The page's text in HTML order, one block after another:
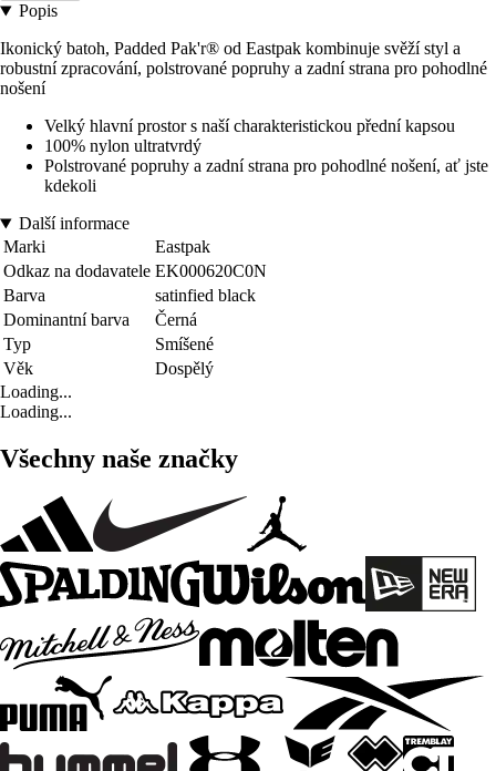
Popis
Ikonický batoh, Padded Pak'r® od Eastpak kombinuje svěží styl a
robustní zpracování, polstrované popruhy a zadní strana pro pohodlné
nošení
Velký hlavní prostor s naší charakteristickou přední kapsou
100% nylon ultratvrdý
Polstrované popruhy a zadní strana pro pohodlné nošení, ať jste
kdekoli
Další informace
Marki
Eastpak
Odkaz na dodavatele EK000620C0N
Barva
satinfied black
Dominantní barva
Černá
Typ
Smíšené
Věk
Dospělý
Loading...
Loading...
Všechny naše značky